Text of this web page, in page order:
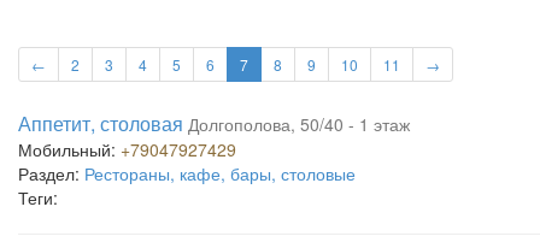
← 2 3 4 5 6 7 8 9 10 11 →
Аппетит, столовая Долгополова, 50/40 - 1 этаж
Мобильный: +79047927429
Раздел: Рестораны, кафе, бары, столовые
Теги: